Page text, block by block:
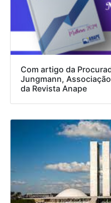
Com artigo da
Jungmann,
da Revista Anape